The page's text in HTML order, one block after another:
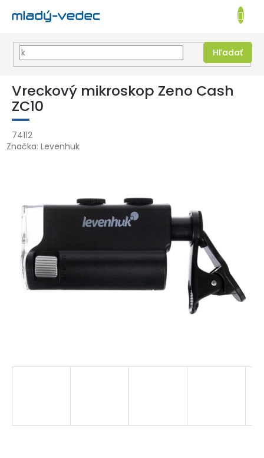
Prejsť
obsah
EUR
Hľadať
KOŠÍK
Vreckový mikroskop Zeno Cash
ZC10
74112
Značka: Levenhuk